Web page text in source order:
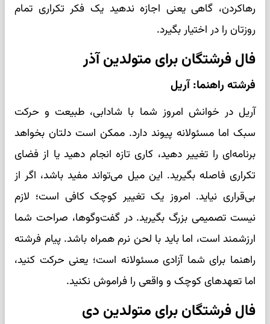
رهاکردن، گاهی یعنی اجازه ندهید یک فکر تکراری تمام
روزتان را در اختیار بگیرد.
فال فرشتگان برای متولدین آذر
فرشته راهنما: آریل
آریل در خوانش امروز شما با شادابی، طبیعت و حرکت
سبک اما مسئولانه پیوند دارد. ممکن است دلتان بخواهد
برنامه‌ای را تغییر دهید، کاری تازه انجام دهید یا از فضای
تکراری فاصله بگیرید. این میل می‌تواند مفید باشد، اگر از
بی‌قراری نیاید. امروز یک تغییر کوچک کافی است؛ لازم
نیست تصمیمی بزرگ بگیرید. در گفت‌وگوها، صراحت شما
ارزشمند است، اما باید با لحن نرم همراه باشد. پیام فرشته
راهنما برای شما آزادی مسئولانه است؛ یعنی حرکت کنید،
اما تعهدهای کوچک و واقعی را فراموش نکنید.
فال فرشتگان برای متولدین دی